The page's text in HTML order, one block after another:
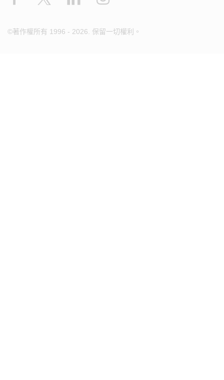
©著作權所有 1996 - 2026. 保留一切權利。